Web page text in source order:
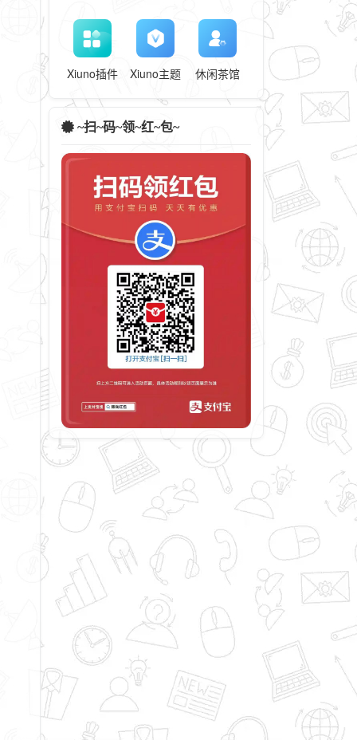
Xiuno插件 Xiuno主题 休闲茶馆
~扫~码~领~红~包~